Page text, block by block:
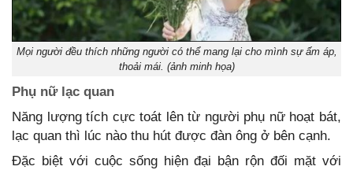
Mọi người đều thích những người có thể mang lại cho mình sự ấm áp,
thoải mái. (ảnh minh họa)
Phụ nữ lạc quan
Năng lượng tích cực toát lên từ người phụ nữ hoạt bát,
lạc quan thì lúc nào thu hút được đàn ông ở bên cạnh.
Đặc biệt với cuộc sống hiện đại bận rộn đối mặt với